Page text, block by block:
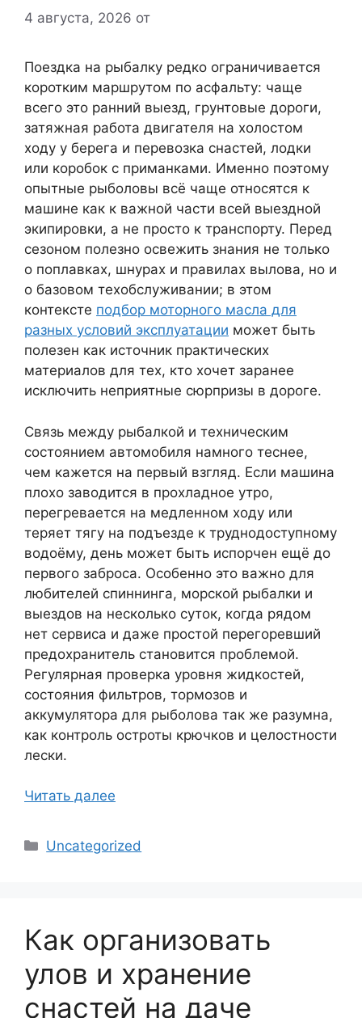
4 августа, 2026 от
Поездка на рыбалку редко ограничивается
коротким маршрутом по асфальту: чаще
всего это ранний выезд, грунтовые дороги,
затяжная работа двигателя на холостом
ходу у берега и перевозка снастей, лодки
или коробок с приманками. Именно поэтому
опытные рыболовы всё чаще относятся к
машине как к важной части всей выездной
экипировки, а не просто к транспорту. Перед
сезоном полезно освежить знания не только
о поплавках, шнурах и правилах вылова, но и
о базовом техобслуживании; в этом
контексте подбор моторного масла для
разных условий эксплуатации может быть
полезен как источник практических
материалов для тех, кто хочет заранее
исключить неприятные сюрпризы в дороге.
Связь между рыбалкой и техническим
состоянием автомобиля намного теснее,
чем кажется на первый взгляд. Если машина
плохо заводится в прохладное утро,
перегревается на медленном ходу или
теряет тягу на подъезде к труднодоступному
водоёму, день может быть испорчен ещё до
первого заброса. Особенно это важно для
любителей спиннинга, морской рыбалки и
выездов на несколько суток, когда рядом
нет сервиса и даже простой перегоревший
предохранитель становится проблемой.
Регулярная проверка уровня жидкостей,
состояния фильтров, тормозов и
аккумулятора для рыболова так же разумна,
как контроль остроты крючков и целостности
лески.
Читать далее
Рубрики
Uncategorized
Как организовать
улов и хранение
снастей на даче